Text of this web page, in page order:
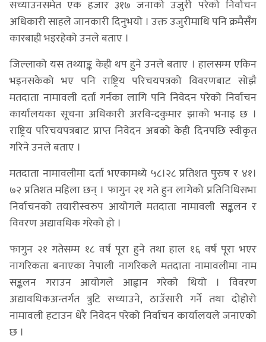
सच्याउनसमेत एक हजार ३१७ जनाको उजुरी परेको निर्वाचन
अधिकारी साहले जानकारी दिनुभयो । उक्त उजुरीमाथि पनि क्रमैसँग
कारबाही भइरहेको उनले बताए ।
जिल्लाको यस तथ्याङ्क केही थप हुने उनले बताए । हालसम्म एकिन
भइनसकेको भए पनि राष्ट्रिय परिचयपत्रको विवरणबाट सोझै
मतदाता नामावली दर्ता गर्नका लागि पनि निवेदन परेको निर्वाचन
कार्यालयका सूचना अधिकारी अरविन्दकुमार झाको भनाइ छ ।
राष्ट्रिय परिचयपत्रबाट प्राप्त निवेदन अबको केही दिनपछि स्वीकृत
गरिने उनले बताए ।
मतदाता नामावलीमा दर्ता भएकामध्ये ५८।२८ प्रतिशत पुरुष र ४१।
७२ प्रतिशत महिला छन् । फागुन २१ गते हुन लागेको प्रतिनिधिसभा
निर्वाचनको तयारीस्वरुप आयोगले मतदाता नामावली सङ्कलन र
विवरण अद्यावधिक गरेको हो ।
फागुन २१ गतेसम्म १८ वर्ष पूरा हुने तथा हाल १६ वर्ष पूरा भएर
नागरिकता बनाएका नेपाली नागरिकले मतदाता नामावलीमा नाम
सङ्कलन गराउन आयोगले आह्वान गरेको थियो । विवरण
अद्यावधिकअन्तर्गत त्रुटि सच्याउने, ठाउँसारी गर्ने तथा दोहोरो
नामावली हटाउन धेरै निवेदन परेको निर्वाचन कार्यालयले जनाएको
छ ।